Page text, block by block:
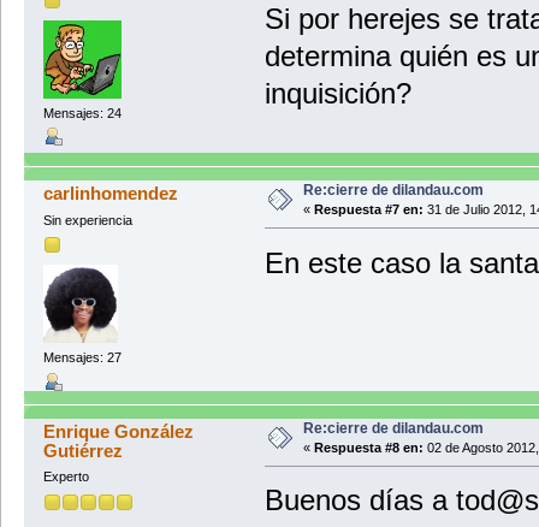
Mensajes: 24
Si por herejes se
determina quién es
inquisición?
carlinhomendez
Sin experiencia
Mensajes: 27
Re:cierre de dilandau.com
« Respuesta #7 en: 31 de Julio 2012,
En este caso la
Enrique González
Gutiérrez
Experto
Re:cierre de dilandau.com
« Respuesta #8 en: 02 de Agosto
Buenos días a